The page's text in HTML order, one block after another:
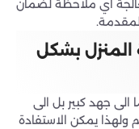
اي ملاحظة لضمان
المنزل بشكل
الى جهد كبير بل الى
ولهذا يمكن الاستفادة